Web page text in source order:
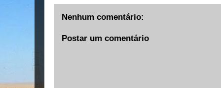
Nenhum comentário:
Postar um comentário